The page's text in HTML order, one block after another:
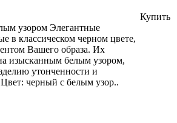
узором Элегантные
в классическом черном цвете,
Вашего образа. Их
изысканным белым узором,
утонченности и
черный с белым узор..
Купить